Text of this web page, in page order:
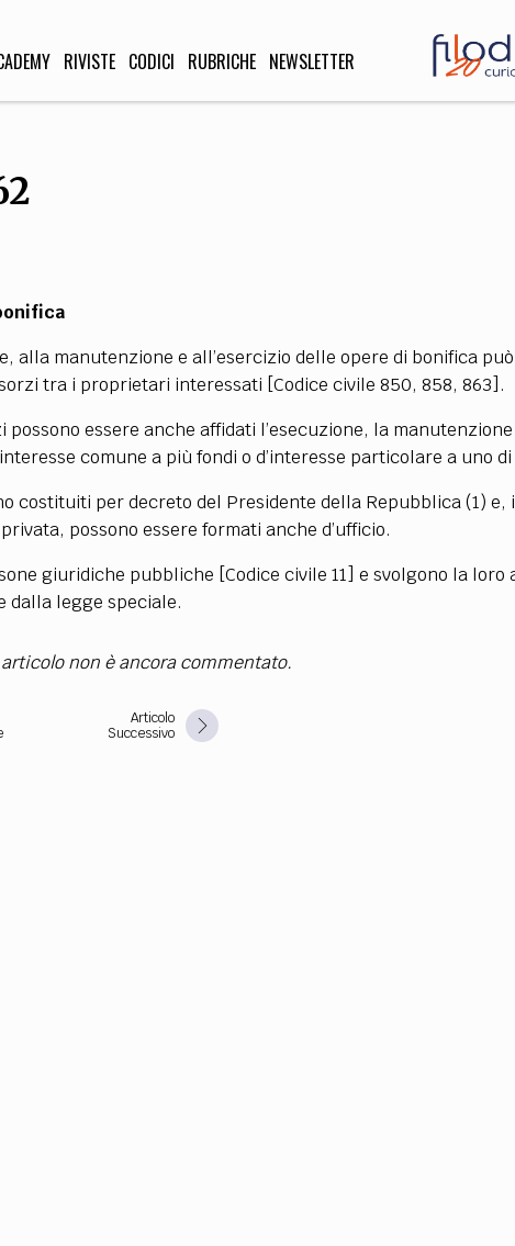
RIVISTE CODICI RUBRICHE NEWSLETTER
STORIA E FILOSOFIA
Scienze storiche,
umanistiche, Religione
Scienze
FILODIRITTO REDAZIONE COMITATO SCIENTIFICO
alla manutenzione e all’esercizio delle opere di bonifica
tra i proprietari interessati [Codice civile 850, 858, 863].
possono essere anche affidati l’esecuzione, la
comune a più fondi o d’interesse particolare a uno di
costituiti per decreto del Presidente della Repubblica (1) e,
possono essere formati anche d’ufficio.
giuridiche pubbliche [Codice civile 11] e svolgono la loro
dalla legge speciale.
non è ancora commentato.
Articolo
Successivo